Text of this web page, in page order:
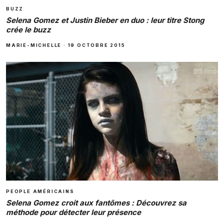
BUZZ
Selena Gomez et Justin Bieber en duo : leur titre Stong
crée le buzz
MARIE-MICHELLE · 19 OCTOBRE 2015
PEOPLE AMÉRICAINS
Selena Gomez croit aux fantômes : Découvrez sa
méthode pour détecter leur présence